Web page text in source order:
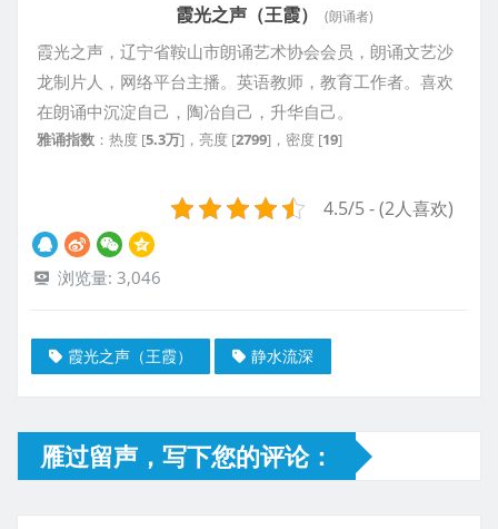
霞光之声（王霞） (朗诵者)
霞光之声，辽宁省鞍山市朗诵艺术协会会员，朗诵文艺沙
龙制片人，网络平台主播。英语教师，教育工作者。喜欢
在朗诵中沉淀自己，陶冶自己，升华自己。
雅诵指数 ：热度 [5.3万]，亮度 [2799]，密度 [19]
4.5/5 - (2人喜欢)
浏览量: 3,046
霞光之声（王霞） 静水流深
雁过留声，写下您的评论：